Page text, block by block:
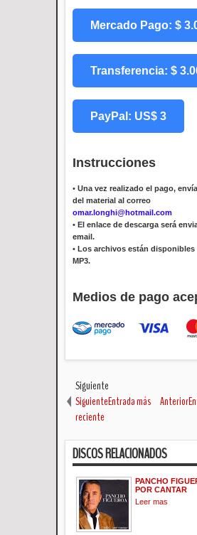
Mercado Pago: $
Transferencia: $
PayPal: US$ 3
Instrucciones
• Una vez realizado el pago,
del material al correo
omar.longhi@hotmail.com
• El enlace de descarga será
email.
• Los archivos están disponibles
MP3.
Medios de pago
Siguiente
SiguienteEntrada más
reciente
DISCOS RELACIONADOS
PANCHO
POR CANTAR
Leer mas